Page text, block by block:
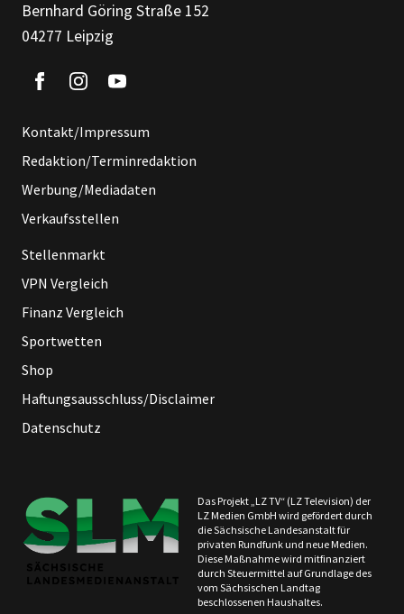
Bernhard Göring Straße 152
04277 Leipzig
Kontakt/Impressum
Redaktion/Terminredaktion
Werbung/Mediadaten
Verkaufsstellen
Stellenmarkt
VPN Vergleich
Finanz Vergleich
Sportwetten
Shop
Haftungsausschluss/Disclaimer
Datenschutz
Das Projekt „LZ TV“ (LZ Television) der
LZ Medien GmbH wird gefördert durch
die Sächsische Landesanstalt für
privaten Rundfunk und neue Medien.
Diese Maßnahme wird mitfinanziert
durch Steuermittel auf Grundlage des
vom Sächsischen Landtag
beschlossenen Haushaltes.